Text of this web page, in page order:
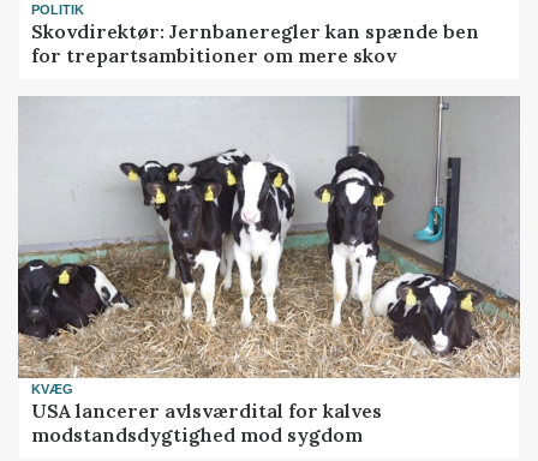
POLITIK
Skovdirektør: Jernbaneregler kan spænde ben
for trepartsambitioner om mere skov
KVÆG
USA lancerer avlsværdital for kalves
modstandsdygtighed mod sygdom